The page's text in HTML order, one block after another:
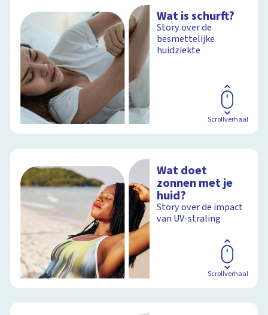
Wat is schurft?
Story over de
besmettelijke
huidziekte
Scrollverhaal
Wat doet
zonnen met je
huid?
Story over de impact
van UV-straling
Scrollverhaal